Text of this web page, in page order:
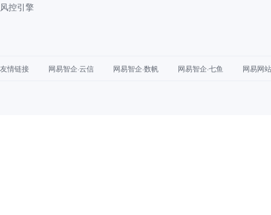
风控引擎
友情链接 网易智企·云信 网易智企·数帆 网易智企·七鱼 网易网